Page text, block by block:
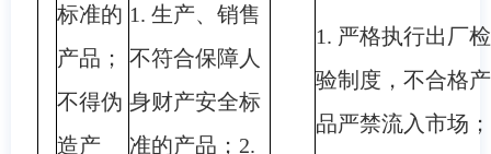
标准的
产品；
不得伪
造产
1. 生产、销售
不符合保障人
身财产安全标
准的产品；2.
1. 严格执行出厂检
验制度，不合格产
品严禁流入市场；